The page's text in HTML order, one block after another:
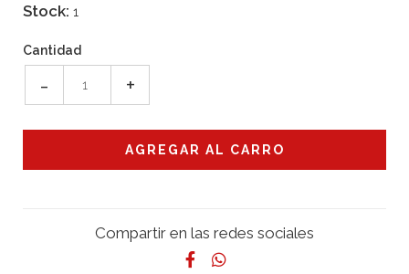
Stock: 1
Cantidad
- +
Compartir en las redes sociales